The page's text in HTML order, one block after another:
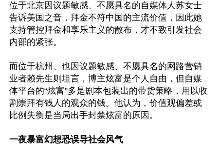
位于北京因议题敏感、不愿具名的自媒体人苏女士
告诉美国之音，拜金不符中国的主流价值，因此她
支持管控拜金和享乐主义的散布，才不致引发社会
内部的紧张。
而位于杭州、也因议题敏感、不愿具名的网路营销
业者赖先生则坦言，博主炫富是个人自由，但自媒
体平台的“炫富”多是剧本包装出的带货策略，用以收
割崇拜有钱人的观众的钱。他认为，价值观偏差或
比例失衡是当局出手封禁炫富的原因。
一夜暴富幻想恐误导社会风气